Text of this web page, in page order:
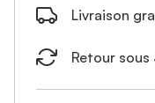
Livraison
Retour sous